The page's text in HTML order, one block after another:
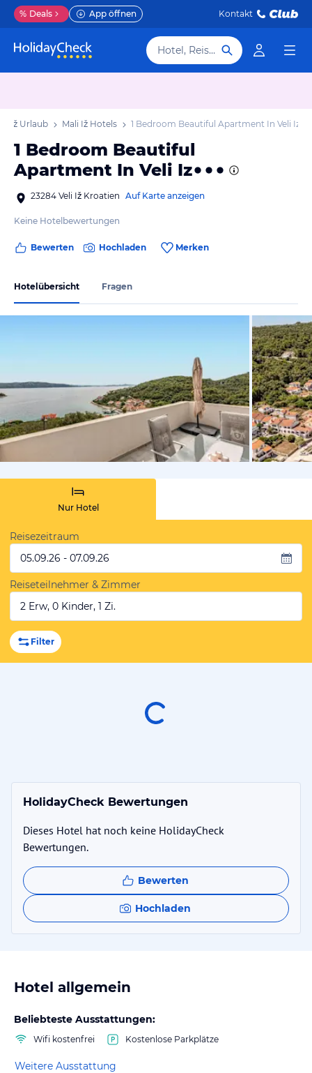
% Deals App öffnen Kontakt
Hotel, Reiseziel
Iž Urlaub Mali Iž Hotels 1 Bedroom Beautiful Apartment In Veli Iz
1 Bedroom Beautiful
Apartment In Veli Iz
23284 Veli Iž Kroatien Auf Karte anzeigen
Keine Hotelbewertungen
Bewerten Hochladen Merken
Hotelübersicht Fragen
von
Nur Hotel
Reisezeitraum
05.09.26 - 07.09.26
Reiseteilnehmer & Zimmer
2 Erw, 0 Kinder, 1 Zi.
Filter
HolidayCheck Bewertungen
Dieses Hotel hat noch keine HolidayCheck
Bewertungen.
Bewerten
Hochladen
Hotel allgemein
Beliebteste Ausstattungen:
Wifi kostenfrei Kostenlose Parkplätze
Weitere Ausstattung